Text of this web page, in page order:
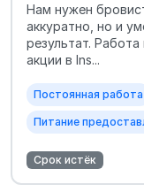
Нам нужен
аккуратно, но и
результат.
акции в Ins...
Постоянная работа
Питание
Срок истёк